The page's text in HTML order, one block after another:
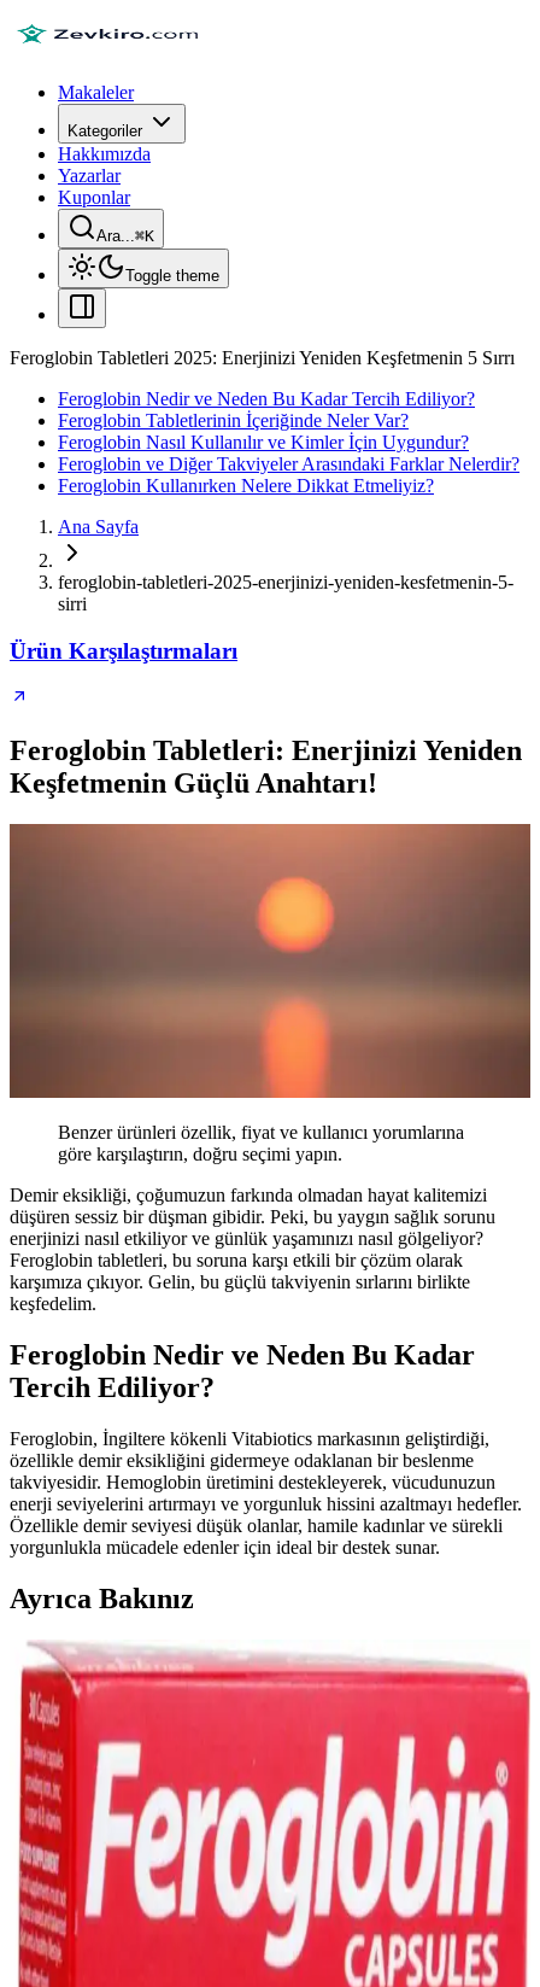
Makaleler
Kategoriler
Hakkımızda
Yazarlar
Kuponlar
Ara...⌘K
Toggle theme
Feroglobin Tabletleri 2025: Enerjinizi Yeniden Keşfetmenin 5 Sırrı
Feroglobin Nedir ve Neden Bu Kadar Tercih Ediliyor?
Feroglobin Tabletlerinin İçeriğinde Neler Var?
Feroglobin Nasıl Kullanılır ve Kimler İçin Uygundur?
Feroglobin ve Diğer Takviyeler Arasındaki Farklar Nelerdir?
Feroglobin Kullanırken Nelere Dikkat Etmeliyiz?
Ana Sayfa
feroglobin-tabletleri-2025-enerjinizi-yeniden-kesfetmenin-5-
sirri
Ürün Karşılaştırmaları
Feroglobin Tabletleri: Enerjinizi Yeniden
Keşfetmenin Güçlü Anahtarı!
Benzer ürünleri özellik, fiyat ve kullanıcı yorumlarına
göre karşılaştırın, doğru seçimi yapın.
Demir eksikliği, çoğumuzun farkında olmadan hayat kalitemizi
düşüren sessiz bir düşman gibidir. Peki, bu yaygın sağlık sorunu
enerjinizi nasıl etkiliyor ve günlük yaşamınızı nasıl gölgeliyor?
Feroglobin tabletleri, bu soruna karşı etkili bir çözüm olarak
karşımıza çıkıyor. Gelin, bu güçlü takviyenin sırlarını birlikte
keşfedelim.
Feroglobin Nedir ve Neden Bu Kadar
Tercih Ediliyor?
Feroglobin, İngiltere kökenli Vitabiotics markasının geliştirdiği,
özellikle demir eksikliğini gidermeye odaklanan bir beslenme
takviyesidir. Hemoglobin üretimini destekleyerek, vücudunuzun
enerji seviyelerini artırmayı ve yorgunluk hissini azaltmayı hedefler.
Özellikle demir seviyesi düşük olanlar, hamile kadınlar ve sürekli
yorgunlukla mücadele edenler için ideal bir destek sunar.
Ayrıca Bakınız
Demir Takviyesi Seçimi ve Kullanımı: Sağlıklı Kan
ve Oksijen Taşımada Temel Rol
Demir takviyesi, demir eksikliği ve anemiye karşı etkili olup, doğru
ürün seçimi ve kullanım önemli. Uzman önerileriyle sağlıklı yaşam
için demir seviyelerini düzenleyin.
Pirzola Besin Değeri ve Sağlık Üzerindeki Faydaları
Hakkında Detaylı Bilgi
Pirzola, yüksek protein ve demir içeriğiyle kas gelişimini destekler,
sağlıklı pişirme yöntemleriyle tüketildiğinde beslenmeye değer
katarken, dengeli ve kontrollü tüketim önemlidir.